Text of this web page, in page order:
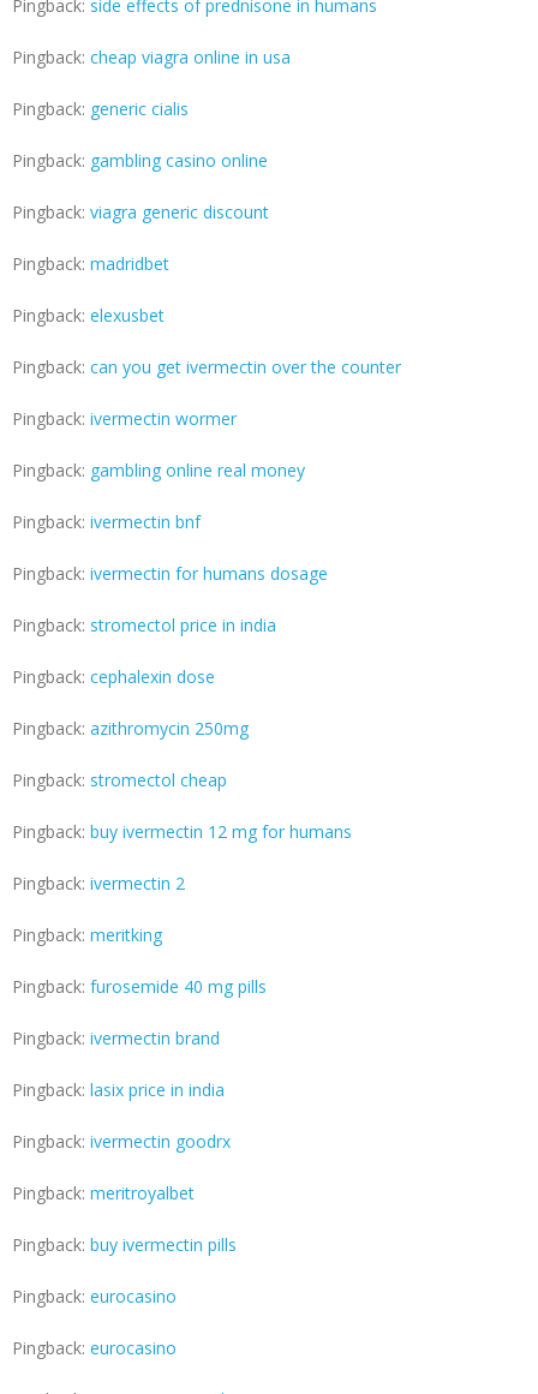
Pingback: side effects of prednisone in humans
Pingback: cheap viagra online in usa
Pingback: generic cialis
Pingback: gambling casino online
Pingback: viagra generic discount
Pingback: madridbet
Pingback: elexusbet
Pingback: can you get ivermectin over the counter
Pingback: ivermectin wormer
Pingback: gambling online real money
Pingback: ivermectin bnf
Pingback: ivermectin for humans dosage
Pingback: stromectol price in india
Pingback: cephalexin dose
Pingback: azithromycin 250mg
Pingback: stromectol cheap
Pingback: buy ivermectin 12 mg for humans
Pingback: ivermectin 2
Pingback: meritking
Pingback: furosemide 40 mg pills
Pingback: ivermectin brand
Pingback: lasix price in india
Pingback: ivermectin goodrx
Pingback: meritroyalbet
Pingback: buy ivermectin pills
Pingback: eurocasino
Pingback: eurocasino